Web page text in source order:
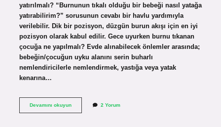
yatırılmalı? “Burnunun tıkalı olduğu bir bebeği nasıl yatağa
yatırabilirim?” sorusunun cevabı bir havlu yardımıyla
verilebilir. Dik bir pozisyon, düzgün burun akışı için en iyi
pozisyon olarak kabul edilir. Gece uyurken burnu tıkanan
çocuğa ne yapılmalı? Evde alınabilecek önlemler arasında;
bebeğin/çocuğun uyku alanını serin buharlı
nemlendiricilerle nemlendirmek, yastığa veya yatak
kenarına…
Devamını okuyunBurnu
2 Yorum